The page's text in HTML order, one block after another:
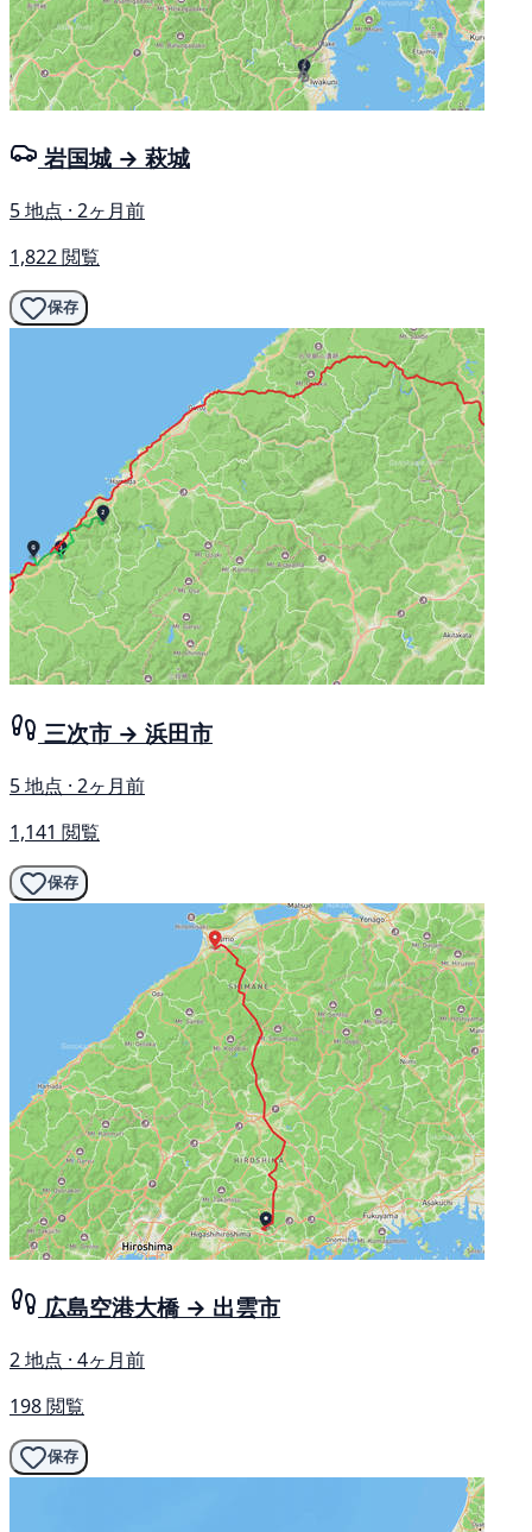
岩国城 → 萩城
5 地点 · 2ヶ月前
1,822 閲覧
保存
三次市 → 浜田市
5 地点 · 2ヶ月前
1,141 閲覧
保存
広島空港大橋 → 出雲市
2 地点 · 4ヶ月前
198 閲覧
保存